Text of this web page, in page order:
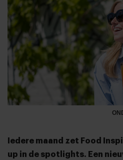
Iedere maand zet Food
up in de spotlights. Een